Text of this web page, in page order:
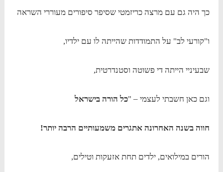
כך היה גם עם מרצה כריזמטי שסיפר סיפורים מעוררי השראה
ו"קורעי לב" על התמודדות שהייתה לו עם ילדיו,
שבעיניי הייתה די פשוטה וסטנדרטית,
וגם כאן חשבתי לעצמי – "כל הורה בישראל
חווה בשנה האחרונה אתגרים משמעותיים הרבה יותר!
הורים במילואים, ילדים תחת אזעקות וטילים,